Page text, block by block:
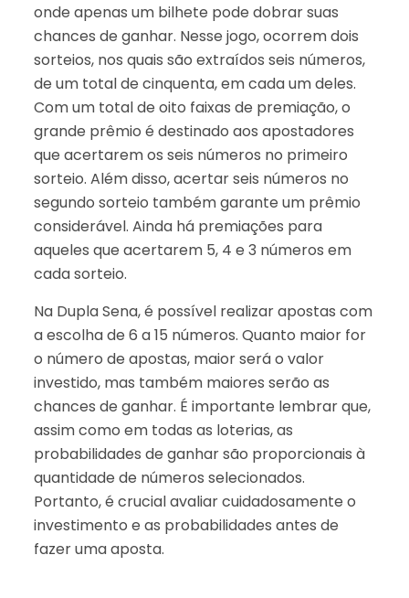
onde apenas um bilhete pode dobrar suas
chances de ganhar. Nesse jogo, ocorrem dois
sorteios, nos quais são extraídos seis números,
de um total de cinquenta, em cada um deles.
Com um total de oito faixas de premiação, o
grande prêmio é destinado aos apostadores
que acertarem os seis números no primeiro
sorteio. Além disso, acertar seis números no
segundo sorteio também garante um prêmio
considerável. Ainda há premiações para
aqueles que acertarem 5, 4 e 3 números em
cada sorteio.
Na Dupla Sena, é possível realizar apostas com
a escolha de 6 a 15 números. Quanto maior for
o número de apostas, maior será o valor
investido, mas também maiores serão as
chances de ganhar. É importante lembrar que,
assim como em todas as loterias, as
probabilidades de ganhar são proporcionais à
quantidade de números selecionados.
Portanto, é crucial avaliar cuidadosamente o
investimento e as probabilidades antes de
fazer uma aposta.